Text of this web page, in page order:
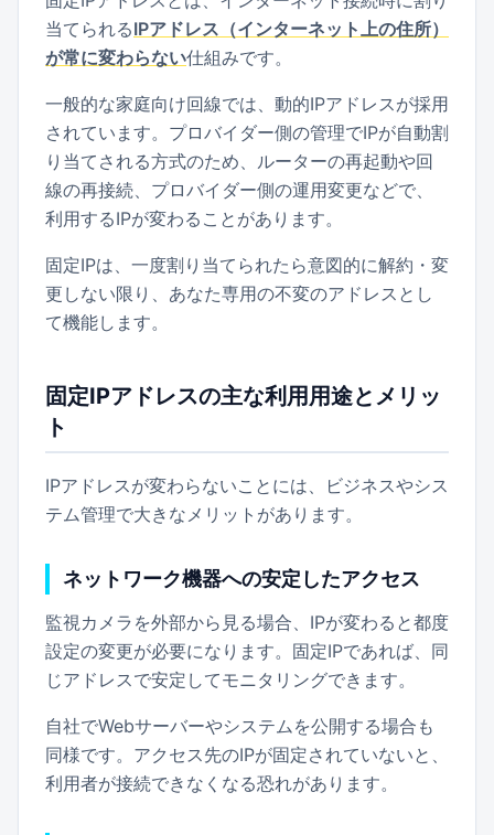
当てられるIPアドレス（インターネット上の住所）
が常に変わらない仕組みです。
一般的な家庭向け回線では、動的IPアドレスが採用
されています。プロバイダー側の管理でIPが自動割
り当てされる方式のため、ルーターの再起動や回
線の再接続、プロバイダー側の運用変更などで、
利用するIPが変わることがあります。
固定IPは、一度割り当てられたら意図的に解約・変
更しない限り、あなた専用の不変のアドレスとし
て機能します。
固定IPアドレスの主な利用用途とメリッ
ト
IPアドレスが変わらないことには、ビジネスやシス
テム管理で大きなメリットがあります。
ネットワーク機器への安定したアクセス
監視カメラを外部から見る場合、IPが変わると都度
設定の変更が必要になります。固定IPであれば、同
じアドレスで安定してモニタリングできます。
自社でWebサーバーやシステムを公開する場合も
同様です。アクセス先のIPが固定されていないと、
利用者が接続できなくなる恐れがあります。